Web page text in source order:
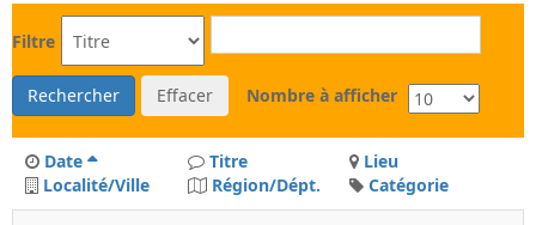
Filtre
Rechercher Effacer Nombre à afficher
Date Titre
Lieu
Localité/Ville
Région/Dépt. Catégorie